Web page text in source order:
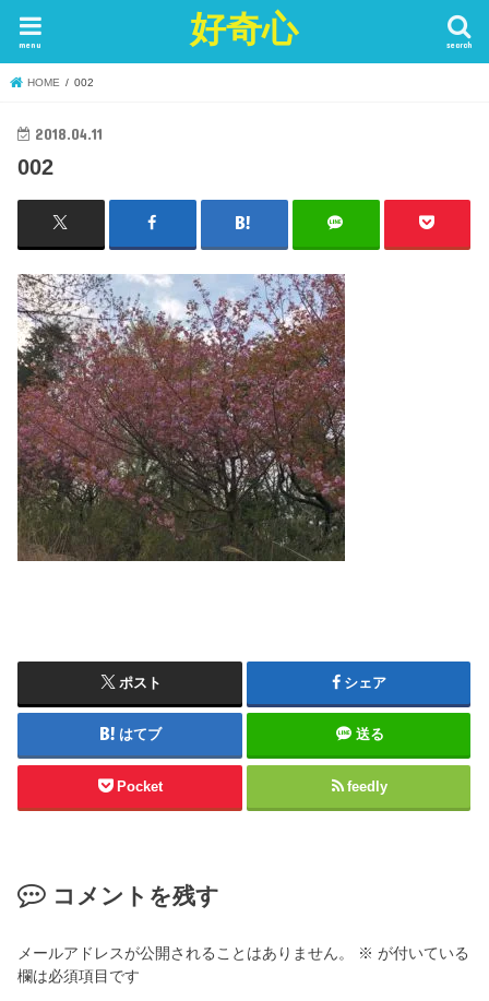
好奇心 search
menu
HOME 002
2018.04.11
002
ポスト シェア
はてブ 送る
Pocket feedly
コメントを残す
メールアドレスが公開されることはありません。 ※ が付いている
欄は必須項目です